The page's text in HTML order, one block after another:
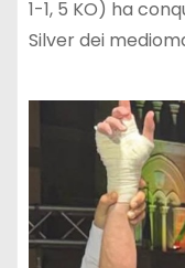
1-1, 5 KO) ha
Silver dei